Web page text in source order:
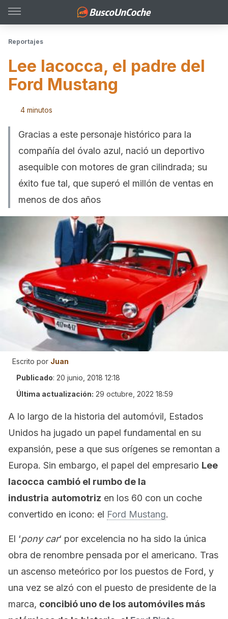
Reportajes
Lee Iacocca, el padre del
Ford Mustang
4 minutos
Gracias a este personaje histórico para la
compañía del óvalo azul, nació un deportivo
asequible con motores de gran cilindrada; su
éxito fue tal, que superó el millón de ventas en
menos de dos años
Escrito por Juan
Publicado: 20 junio, 2018 12:18
Última actualización: 29 octubre, 2022 18:59
A lo largo de la historia del automóvil, Estados
Unidos ha jugado un papel fundamental en su
expansión, pese a que sus orígenes se remontan a
Europa. Sin embargo, el papel del empresario Lee
Iacocca cambió el rumbo de la
industria automotriz en los 60 con un coche
convertido en icono: el Ford Mustang.
El ‘pony car‘ por excelencia no ha sido la única
obra de renombre pensada por el americano. Tras
un ascenso meteórico por los puestos de Ford, y
una vez se alzó con el puesto de presidente de la
marca, concibió uno de los automóviles más